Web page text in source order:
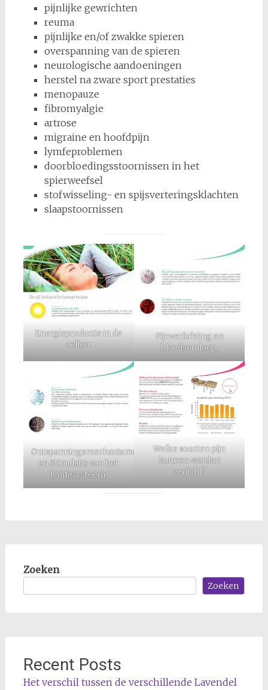
pijnlijke gewrichten
reuma
pijnlijke en/of zwakke spieren
overspanning van de spieren
neurologische aandoeningen
herstel na zware sport prestaties
menopauze
fibromyalgie
artrose
migraine en hoofdpijn
lymfeproblemen
doorbloedingsstoornissen in het
spierweefsel
stofwisseling- en spijsverteringsklachten
slaapstoornissen
Energieproductie in de
cellen.
Pijnverlichting en
bloedsomloop.
Ontspanningsmechanismen
en Stimulatie van het
lymfesysteem.
Welke soorten pijn
kunnen worden
verlicht?
Zoeken
Zoeken
Recent Posts
Het verschil tussen de verschillende Lavendel